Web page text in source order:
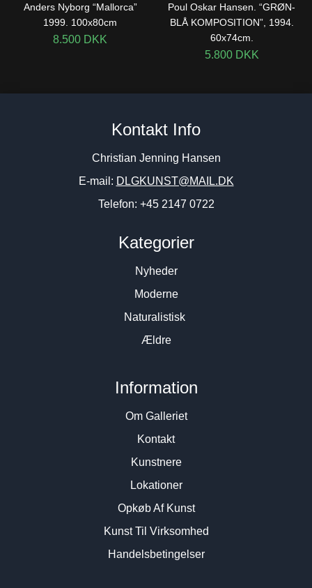
Anders Nyborg “Mallorca”
1999. 100x80cm
8.500 DKK
Poul Oskar Hansen. “GRØN-
BLÅ KOMPOSITION”, 1994.
60x74cm.
5.800 DKK
Kontakt Info
Christian Jenning Hansen
E-mail: DLGKUNST@MAIL.DK
Telefon: +45 2147 0722
Kategorier
Nyheder
Moderne
Naturalistisk
Ældre
Information
Om Galleriet
Kontakt
Kunstnere
Lokationer
Opkøb Af Kunst
Kunst Til Virksomhed
Handelsbetingelser